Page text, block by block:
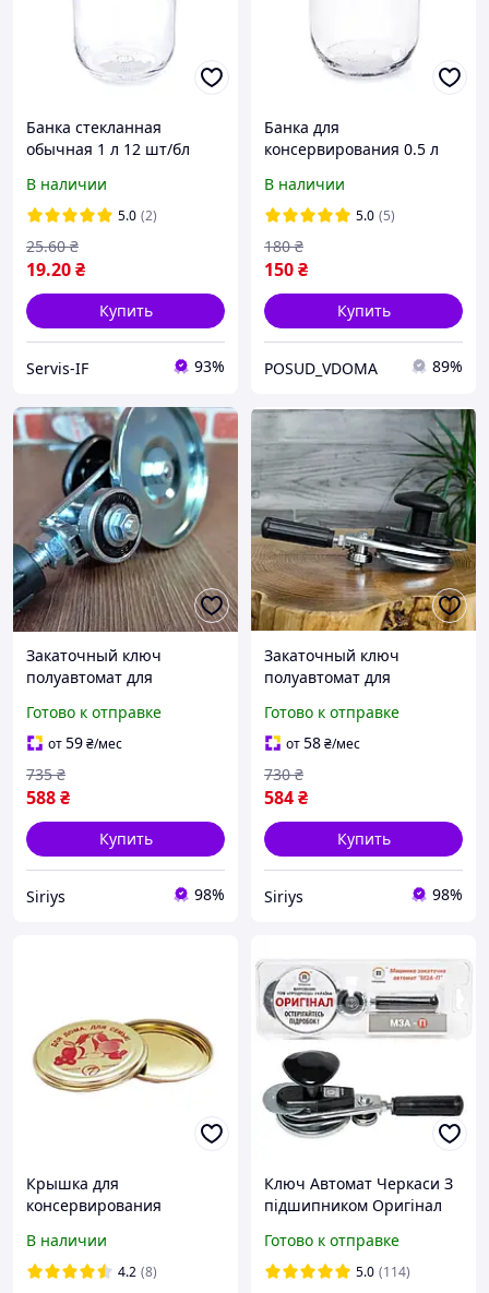
Банка стекланная
обычная 1 л 12 шт/бл
В наличии
5.0 (2)
19.20₴
25.60 ₴
Купить
Servis-IF 93%
Банка для
консервирования 0.5 л
В наличии
5.0 (5)
150₴
180 ₴
Купить
POSUD_VDOMA 89%
Закаточный ключ
полуавтомат для
Ключ закаточный
автомат люкс с
подшипником продмаш
Ключи ма
Готово к отправке
от59₴/мес
588₴
735 ₴
Купить
Siriys 98%
Закаточный ключ
полуавтомат для
Машинка для
консервации банок Ключ
для закруток
Готово к отправке
от58₴/мес
584₴
730 ₴
Купить
Siriys 98%
Крышка для
консервирования
В наличии
4.2 (8)
Ключ Автомат Черкаси З
підшипником Оригінал
Готово к отправке
5.0 (114)